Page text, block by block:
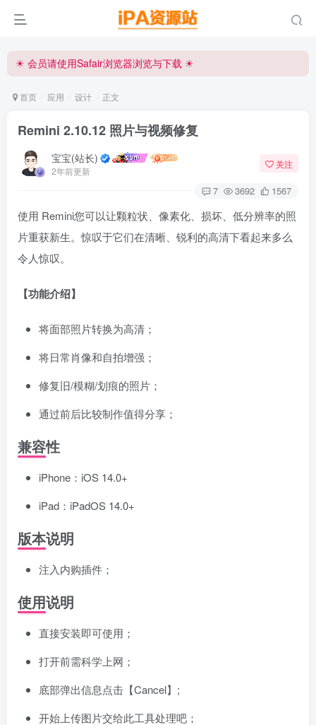
☀ 会员请使用Safair浏览器浏览与下载 ☀
☀ 会员请使用Safair浏览器浏览与下载 ☀
首页 应用 设计 正文
Remini 2.10.12 照片与视频修复
宝宝(站长)
2年前更新
关注
7 3692 1567
使用 Remini您可以让颗粒状、像素化、损坏、低分辨率的照
片重获新生。惊叹于它们在清晰、锐利的高清下看起来多么
令人惊叹。
【功能介绍】
将面部照片转换为高清；
将日常肖像和自拍增强；
修复旧/模糊/划痕的照片；
通过前后比较制作值得分享；
兼容性
iPhone：iOS 14.0+
iPad：iPadOS 14.0+
版本说明
注入内购插件；
使用说明
直接安装即可使用；
打开前需科学上网；
底部弹出信息点击【Cancel】;
开始上传图片交给此工具处理吧；